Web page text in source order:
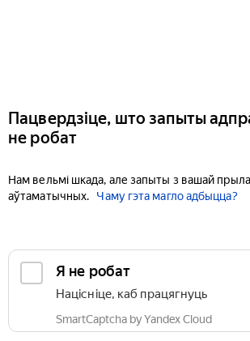
Пацвердзіце, што запыты
не робат
Нам вельмі шкада, але запыты з вашай
аўтаматычных.
Чаму гэта магло адбыцца?
Я не робат
Націсніце, каб працягнуць
SmartCaptcha by Yandex Cloud